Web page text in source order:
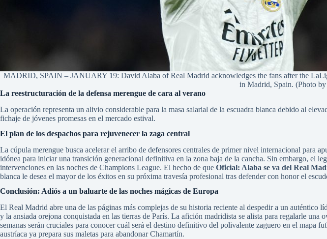
MADRID, SPAIN – JANUARY 19: David Alaba of Real Madrid acknowledges the fans after the
in Madrid, Spain. (Photo
La reestructuración de la defensa merengue de cara al verano
La operación representa un alivio considerable para la masa salarial de la escuadra blanca debido al
fichaje de jóvenes promesas en el mercado estival.
El plan de los despachos para rejuvenecer la zaga central
La cúpula merengue busca acelerar el arribo de defensores centrales de primer nivel internacional para
idónea para iniciar una transición generacional definitiva en la zona baja de la cancha. Sin embargo, el
intervenciones en las noches de Champions League. El hecho de que Oficial: Alaba se va del Real
blanca le desea el mayor de los éxitos en su próxima travesía profesional tras defender con honor el
Conclusión: Adiós a un baluarte de las noches mágicas de Europa
El Real Madrid abre una de las páginas más complejas de su historia reciente al despedir a un
y la ansiada orejona conquistada en las tierras de París. La afición madridista se alista para regalarle
semanas serán cruciales para conocer cuál será el destino definitivo del polivalente zaguero en el mapa
austríaca ya prepara sus maletas para abandonar Chamartín.